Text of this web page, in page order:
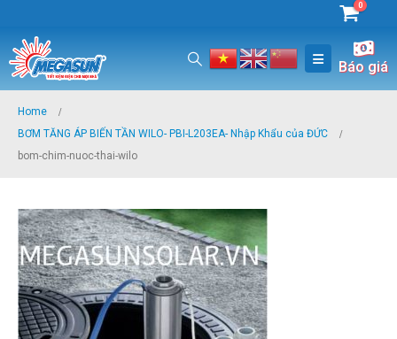
0
Báo giá
Home
BƠM TĂNG ÁP BIẾN TẦN WILO- PBI-L203EA- Nhập Khẩu của ĐỨC
bom-chim-nuoc-thai-wilo